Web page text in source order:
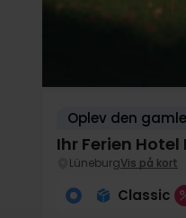
Oplev den
Ihr Ferien
LüneburgVis på kort
Classic